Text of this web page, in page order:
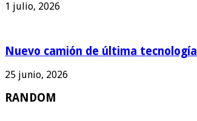
1 julio, 2026
Nuevo camión de última
25 junio, 2026
RANDOM